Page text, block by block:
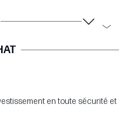
en toute sécurité et